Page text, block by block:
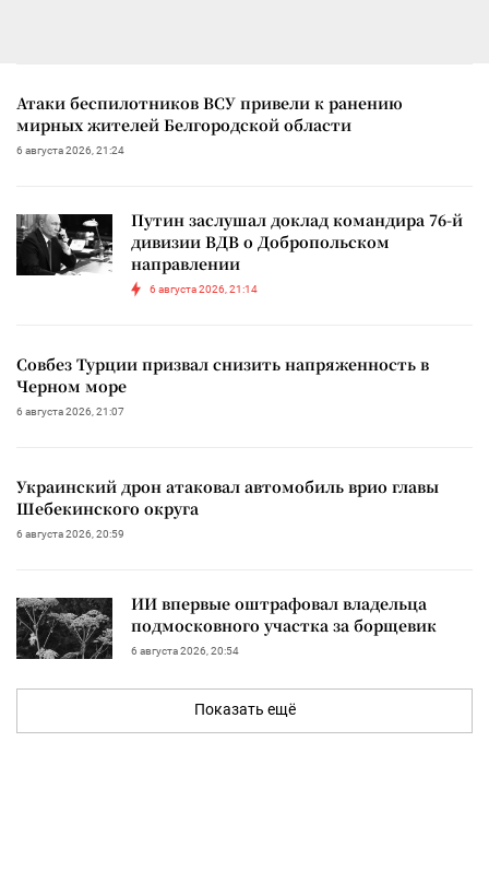
Атаки беспилотников ВСУ привели к ранению
мирных жителей Белгородской области
6 августа 2026, 21:24
Путин заслушал доклад командира 76-й
дивизии ВДВ о Добропольском
направлении
6 августа 2026, 21:14
Совбез Турции призвал снизить напряженность в
Черном море
6 августа 2026, 21:07
Украинский дрон атаковал автомобиль врио главы
Шебекинского округа
6 августа 2026, 20:59
ИИ впервые оштрафовал владельца
подмосковного участка за борщевик
6 августа 2026, 20:54
Показать ещё